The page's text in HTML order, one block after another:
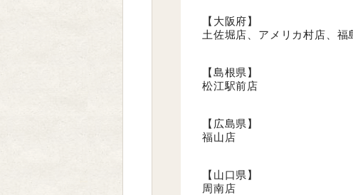
【大阪府】
土佐堀店、アメリカ村店、
【島根県】
松江駅前店
【広島県】
福山店
【山口県】
周南店